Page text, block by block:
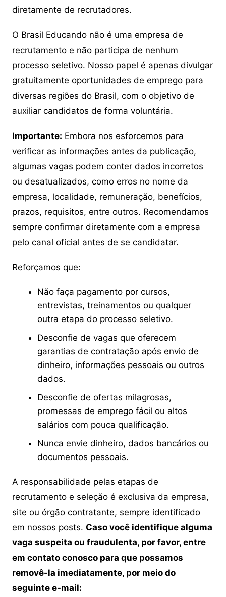
diretamente de recrutadores.
O Brasil Educando não é uma empresa de
recrutamento e não participa de nenhum
processo seletivo. Nosso papel é apenas divulgar
gratuitamente oportunidades de emprego para
diversas regiões do Brasil, com o objetivo de
auxiliar candidatos de forma voluntária.
Importante: Embora nos esforcemos para
verificar as informações antes da publicação,
algumas vagas podem conter dados incorretos
ou desatualizados, como erros no nome da
empresa, localidade, remuneração, benefícios,
prazos, requisitos, entre outros. Recomendamos
sempre confirmar diretamente com a empresa
pelo canal oficial antes de se candidatar.
Reforçamos que:
Não faça pagamento por cursos,
entrevistas, treinamentos ou qualquer
outra etapa do processo seletivo.
Desconfie de vagas que oferecem
garantias de contratação após envio de
dinheiro, informações pessoais ou outros
dados.
Desconfie de ofertas milagrosas,
promessas de emprego fácil ou altos
salários com pouca qualificação.
Nunca envie dinheiro, dados bancários ou
documentos pessoais.
A responsabilidade pelas etapas de
recrutamento e seleção é exclusiva da empresa,
site ou órgão contratante, sempre identificado
em nossos posts. Caso você identifique alguma
vaga suspeita ou fraudulenta, por favor, entre
em contato conosco para que possamos
removê-la imediatamente, por meio do
seguinte e-mail: